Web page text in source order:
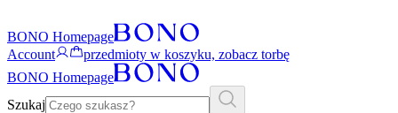
BONO Homepage
Account
przedmioty w koszyku, zobacz torbę
BONO Homepage
Szukaj